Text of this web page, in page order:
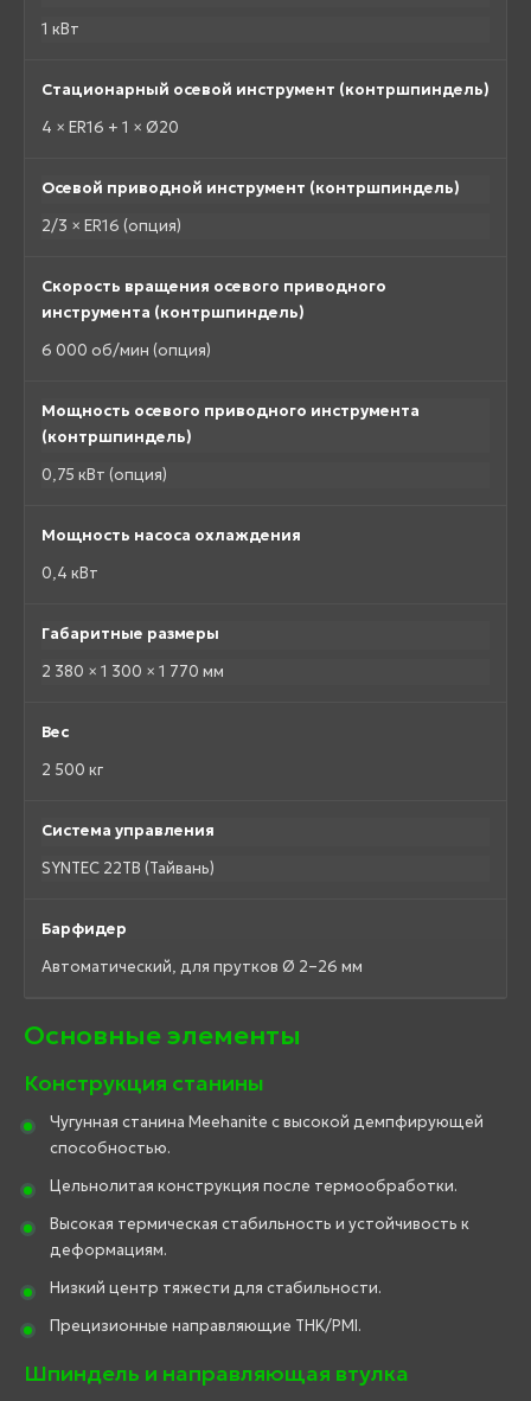
1 кВт
Стационарный осевой инструмент (контршпиндель)
4 × ER16 + 1 × Ø20
Осевой приводной инструмент (контршпиндель)
2/3 × ER16 (опция)
Скорость вращения осевого приводного
инструмента (контршпиндель)
6 000 об/мин (опция)
Мощность осевого приводного инструмента
(контршпиндель)
0,75 кВт (опция)
Мощность насоса охлаждения
0,4 кВт
Габаритные размеры
2 380 × 1 300 × 1 770 мм
Вес
2 500 кг
Система управления
SYNTEC 22TB (Тайвань)
Барфидер
Автоматический, для прутков Ø 2–26 мм
Основные элементы
Конструкция станины
Чугунная станина Meehanite с высокой демпфирующей
способностью.
Цельнолитая конструкция после термообработки.
Высокая термическая стабильность и устойчивость к
деформациям.
Низкий центр тяжести для стабильности.
Прецизионные направляющие THK/PMI.
Шпиндель и направляющая втулка